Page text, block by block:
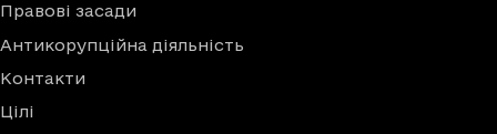
Правові засади
Антикорупційна діяльність
Контакти
Цілі